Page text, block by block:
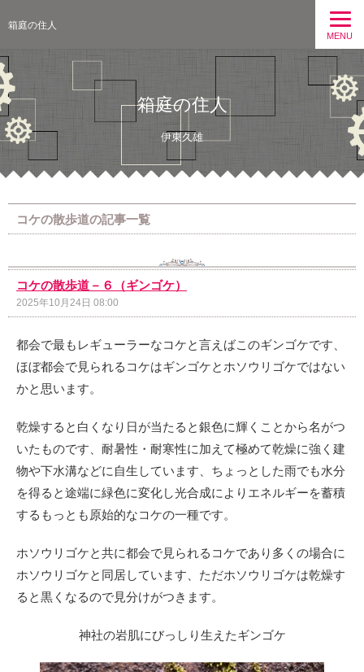
箱庭の住人
MENU
箱庭の住人
伊東久雄
コケの散歩道の記事一覧
コケの散歩道－６（ギンゴケ）
2025年10月24日 08:00
都会で最もレギューラーなコケと言えばこのギンゴケです、
ほぼ都会で見られるコケはギンゴケとホソウリゴケではない
かと思います。
乾燥すると白くなり日が当たると銀色に輝くことから名がつ
いたものです、耐暑性・耐寒性に加えて極めて乾燥に強く建
物や下水溝などに自生しています、ちょっとした雨でも水分
を得ると途端に緑色に変化し光合成によりエネルギーを蓄積
するもっとも原始的なコケの一種です。
ホソウリゴケと共に都会で見られるコケであり多くの場合に
ホソウリゴケと同居しています、ただホソウリゴケは乾燥す
ると黒くなるので見分けがつきます。
神社の岩肌にびっしり生えたギンゴケ